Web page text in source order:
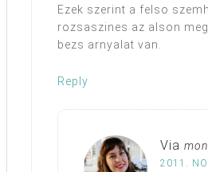
Ezek szerint a felso
rozsaszines az alson
bezs arnyalat van.
Reply
Via
2011.